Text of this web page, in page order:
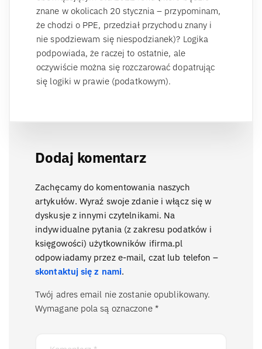
znane w okolicach 20 stycznia – przypominam,
że chodzi o PPE, przedział przychodu znany i
nie spodziewam się niespodzianek)? Logika
podpowiada, że raczej to ostatnie, ale
oczywiście można się rozczarować dopatrując
się logiki w prawie (podatkowym).
Dodaj komentarz
Zachęcamy do komentowania naszych
artykułów. Wyraź swoje zdanie i włącz się w
dyskusje z innymi czytelnikami. Na
indywidualne pytania (z zakresu podatków i
księgowości) użytkowników ifirma.pl
odpowiadamy przez e-mail, czat lub telefon –
skontaktuj się z nami.
Twój adres email nie zostanie opublikowany.
Wymagane pola są oznaczone *